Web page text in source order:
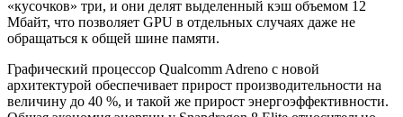
«кусочков» три, и они делят выделенный кэш объемом 12
Мбайт, что позволяет GPU в отдельных случаях даже не
обращаться к общей шине памяти.
Графический процессор Qualcomm Adreno с новой
архитектурой обеспечивает прирост производительности на
величину до 40 %, и такой же прирост энергоэффективности.